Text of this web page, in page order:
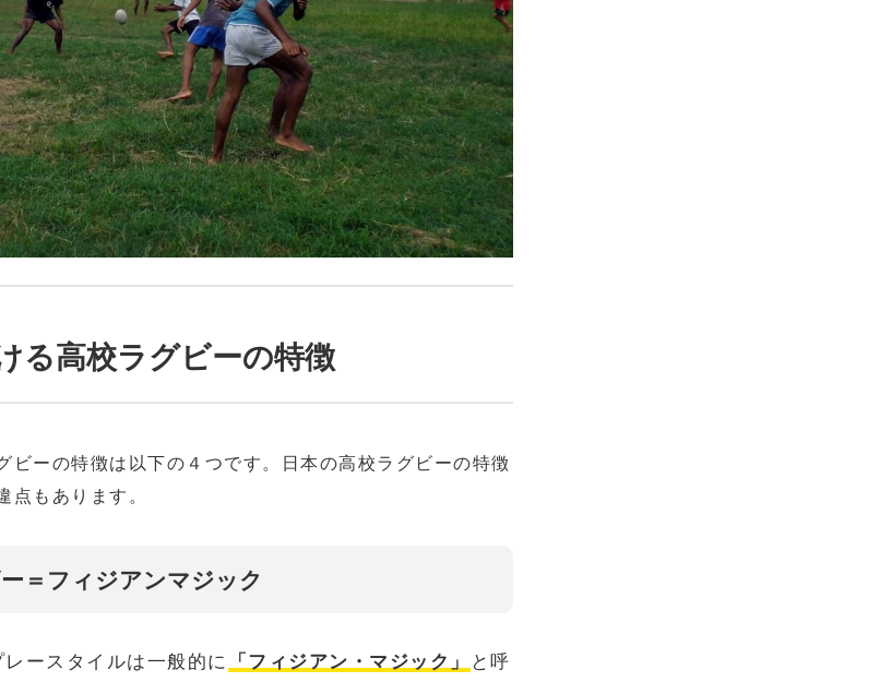
る高校ラグビーの特徴
ビーの特徴は以下の４つです。日本の高校ラグビーの特徴
点もあります。
＝フィジアンマジック
ースタイルは一般的に 「フィジアン・マジック」 と呼